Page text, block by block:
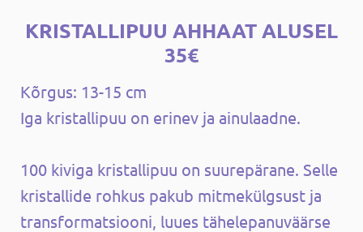
KRISTALLIPUU AHHAAT ALUSEL
35€
Kõrgus: 13-15 cm
Iga kristallipuu on erinev ja ainulaadne.
100 kiviga kristallipuu on suurepärane. Selle
kristallide rohkus pakub mitmekülgsust ja
transformatsiooni, luues tähelepanuväärse